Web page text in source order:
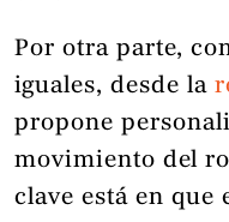
Por otra parte,
iguales, desde la
propone
movimiento del
clave está en que